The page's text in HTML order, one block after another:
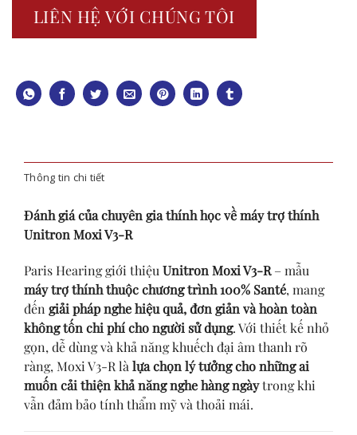
LIÊN HỆ VỚI CHÚNG TÔI
Thông tin chi tiết
Đánh giá của chuyên gia thính học về máy trợ thính
Unitron Moxi V3-R
Paris Hearing giới thiệu Unitron Moxi V3-R– mẫu
máy trợ thính thuộc chương trình 100% Santé, mang
đến giải pháp nghe hiệu quả, đơn giản và hoàn toàn
không tốn chi phí cho người sử dụng. Với thiết kế nhỏ
gọn, dễ dùng và khả năng khuếch đại âm thanh rõ
ràng, Moxi V3-R là lựa chọn lý tưởng cho những ai
muốn cải thiện khả năng nghe hàng ngàytrong khi
vẫn đảm bảo tính thẩm mỹ và thoải mái.